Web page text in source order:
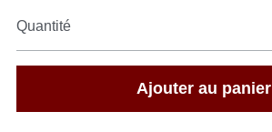
Quantité
Ajouter au panier